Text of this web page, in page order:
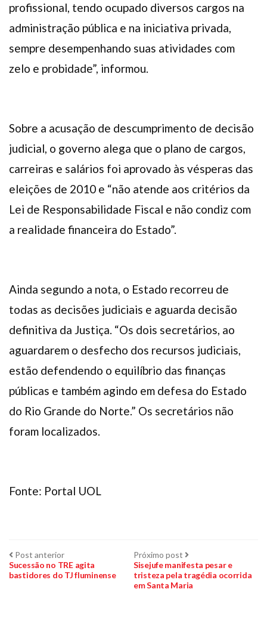
profissional, tendo ocupado diversos cargos na
administração pública e na iniciativa privada,
sempre desempenhando suas atividades com
zelo e probidade”, informou.
Sobre a acusação de descumprimento de decisão
judicial, o governo alega que o plano de cargos,
carreiras e salários foi aprovado às vésperas das
eleições de 2010 e “não atende aos critérios da
Lei de Responsabilidade Fiscal e não condiz com
a realidade financeira do Estado”.
Ainda segundo a nota, o Estado recorreu de
todas as decisões judiciais e aguarda decisão
definitiva da Justiça. “Os dois secretários, ao
aguardarem o desfecho dos recursos judiciais,
estão defendendo o equilíbrio das finanças
públicas e também agindo em defesa do Estado
do Rio Grande do Norte.” Os secretários não
foram localizados.
Fonte: Portal UOL
Navegação
de
Post anteriorPost
anterior:
Sucessão no TRE agita
bastidores do TJ fluminense
Próximo post Próximo
post:
Sisejufe manifesta pesar e
tristeza pela tragédia ocorrida
em Santa Maria